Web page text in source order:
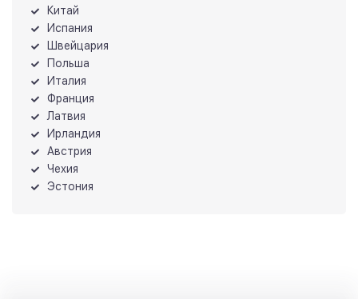
Китай
Испания
Швейцария
Польша
Италия
Франция
Латвия
Ирландия
Австрия
Чехия
Эстония